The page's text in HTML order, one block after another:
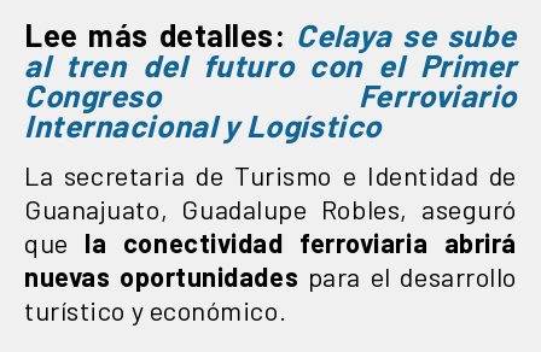
Lee más detalles: Celaya se sube
al tren del futuro con el Primer
Congreso Ferroviario
Internacional y Logístico
La secretaria de Turismo e Identidad de
Guanajuato, Guadalupe Robles, aseguró
que la conectividad ferroviaria abrirá
nuevas oportunidades para el desarrollo
turístico y económico.